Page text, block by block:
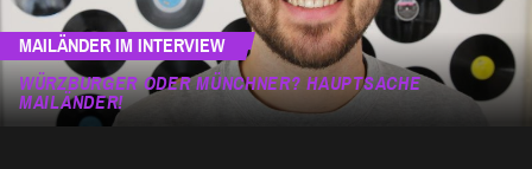
MAILÄNDER IM INTERVIEW
WÜRZBURGER ODER MÜNCHNER? HAUPTSACHE
MAILÄNDER!